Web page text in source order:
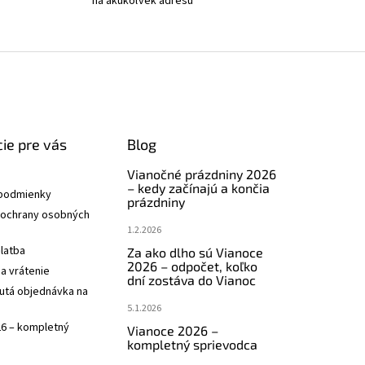
pre vás
osobných
vrátenie
objednávka na
– kompletný
Blog
Vianočné prázdniny 2026
– kedy začínajú a končia
prázdniny
1.2.2026
Za ako dlho sú Vianoce
2026 – odpočet, koľko
dní zostáva do Vianoc
5.1.2026
Vianoce 2026 –
kompletný sprievodca